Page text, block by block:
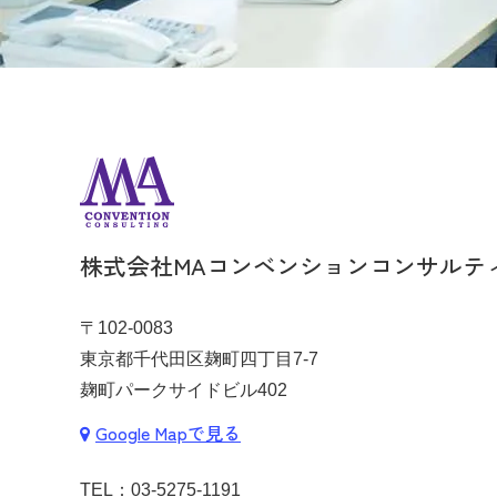
株式会社MAコンベンションコンサルテ
〒102-0083
東京都千代田区麹町四丁目7-7
麹町パークサイドビル402
Google Mapで見る
TEL： 03-5275-1191